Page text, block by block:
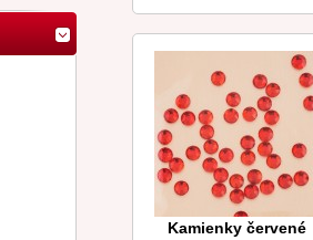
Kamienky červené